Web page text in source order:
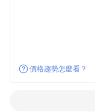
價格趨勢怎麼看？